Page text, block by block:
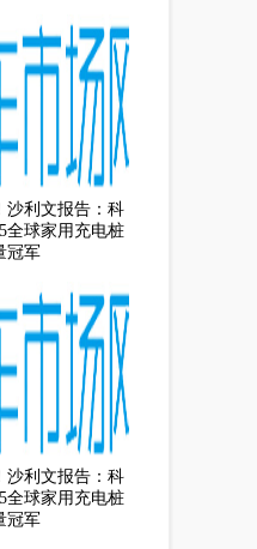
沙利文报告：科
全球家用充电桩
冠军
沙利文报告：科
全球家用充电桩
冠军